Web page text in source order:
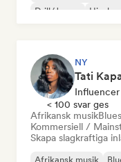
Drill/Jersey
Hip-hop
NY
Tati
< 100 svar ges
Afrikansk musikBlues
Kommersiell /
Skapa slagkraftiga
Afrikansk musik